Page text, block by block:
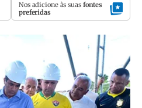
Nos adicione às suas fontes
preferidas